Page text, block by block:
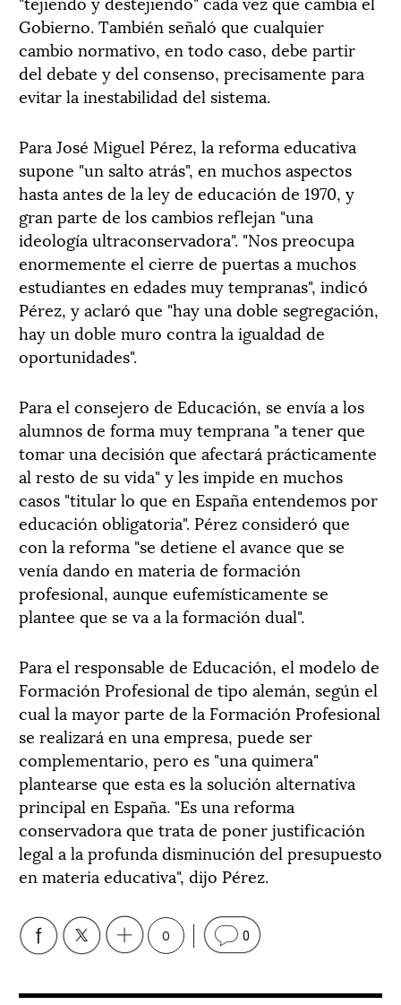
Gobierno. También señaló que cualquier
cambio normativo, en todo caso, debe partir
del debate y del consenso, precisamente para
evitar la inestabilidad del sistema.
Para José Miguel Pérez, la reforma educativa
supone "un salto atrás", en muchos aspectos
hasta antes de la ley de educación de 1970, y
gran parte de los cambios reflejan "una
ideología ultraconservadora". "Nos preocupa
enormemente el cierre de puertas a muchos
estudiantes en edades muy tempranas", indicó
Pérez, y aclaró que "hay una doble segregación,
hay un doble muro contra la igualdad de
oportunidades".
Para el consejero de Educación, se envía a los
alumnos de forma muy temprana "a tener que
tomar una decisión que afectará prácticamente
al resto de su vida" y les impide en muchos
casos "titular lo que en España entendemos por
educación obligatoria". Pérez consideró que
con la reforma "se detiene el avance que se
venía dando en materia de formación
profesional, aunque eufemísticamente se
plantee que se va a la formación dual".
Para el responsable de Educación, el modelo de
Formación Profesional de tipo alemán, según el
cual la mayor parte de la Formación Profesional
se realizará en una empresa, puede ser
complementario, pero es "una quimera"
plantearse que esta es la solución alternativa
principal en España. "Es una reforma
conservadora que trata de poner justificación
legal a la profunda disminución del presupuesto
en materia educativa", dijo Pérez.
0 0